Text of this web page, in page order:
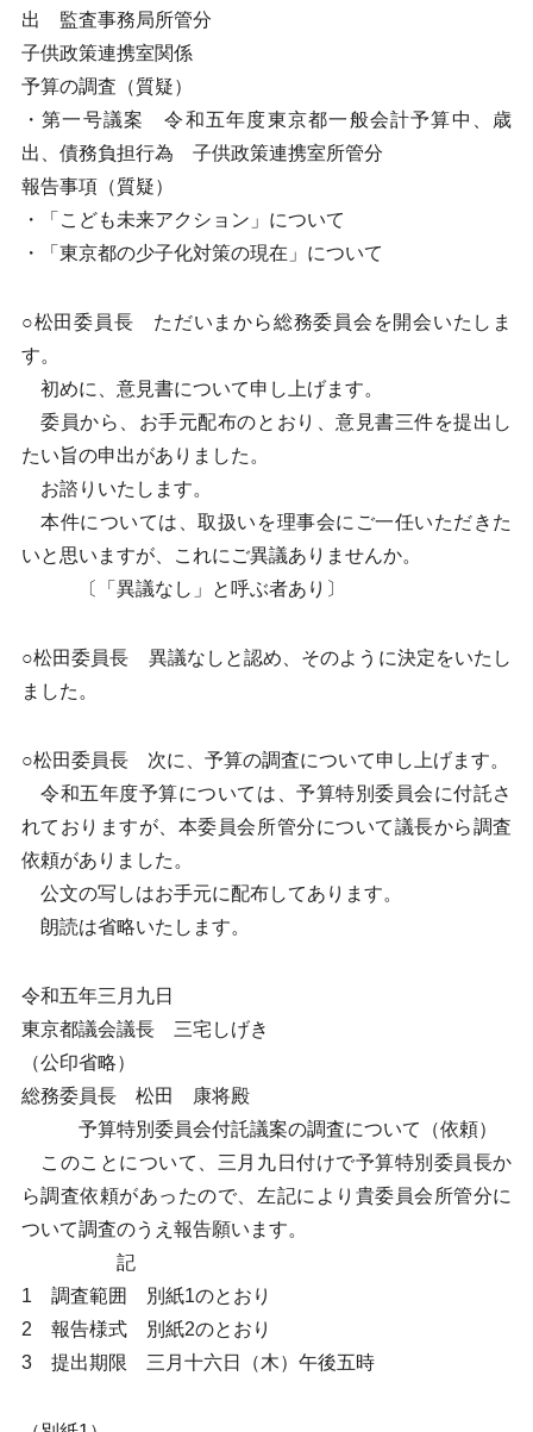
出 監査事務局所管分
子供政策連携室関係
予算の調査（質疑）
・第一号議案 令和五年度東京都一般会計予算中、歳
出、債務負担行為 子供政策連携室所管分
報告事項（質疑）
・「こども未来アクション」について
・「東京都の少子化対策の現在」について
○松田委員長 ただいまから総務委員会を開会いたしま
す。
初めに、意見書について申し上げます。
委員から、お手元配布のとおり、意見書三件を提出し
たい旨の申出がありました。
お諮りいたします。
本件については、取扱いを理事会にご一任いただきた
いと思いますが、これにご異議ありませんか。
〔「異議なし」と呼ぶ者あり〕
○松田委員長 異議なしと認め、そのように決定をいたし
ました。
○松田委員長 次に、予算の調査について申し上げます。
令和五年度予算については、予算特別委員会に付託さ
れておりますが、本委員会所管分について議長から調査
依頼がありました。
公文の写しはお手元に配布してあります。
朗読は省略いたします。
令和五年三月九日
東京都議会議長 三宅しげき
（公印省略）
総務委員長 松田 康将殿
予算特別委員会付託議案の調査について（依頼）
このことについて、三月九日付けで予算特別委員長か
ら調査依頼があったので、左記により貴委員会所管分に
ついて調査のうえ報告願います。
記
1 調査範囲 別紙1のとおり
2 報告様式 別紙2のとおり
3 提出期限 三月十六日（木）午後五時